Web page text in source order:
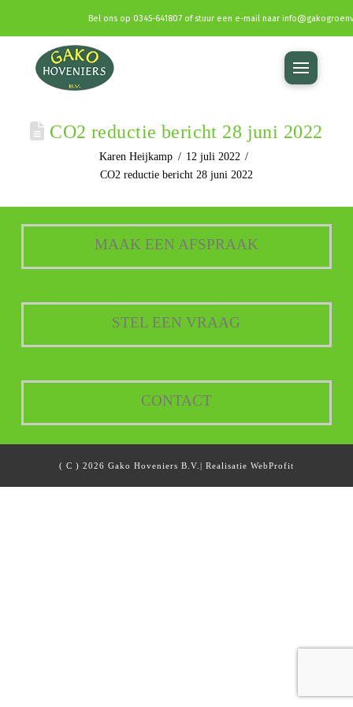
Bel ons op 0345-641807 of stuur een e-mail naar
CO2 reductie bericht 28 juni 2022
Karen Heijkamp
12 juli 2022
CO2 reductie bericht 28 juni 2022
MAAK EEN AFSPRAAK
STEL EEN VRAAG
CONTACT
( C ) 2026 Gako Hoveniers B.V.| Realisatie WebProfit